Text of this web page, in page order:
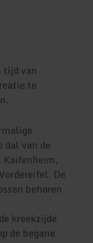
tijd van
te
van de
Kaifenheim,
De
behoren
kreekzijde
de begane